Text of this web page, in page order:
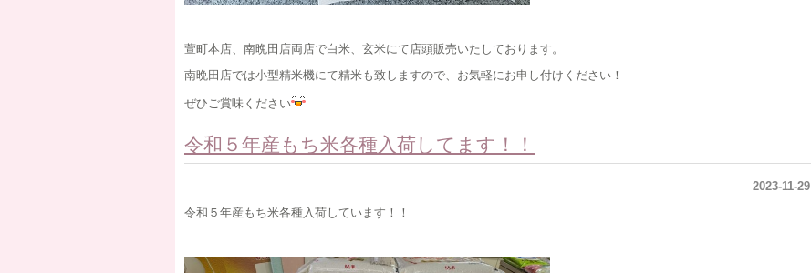
萱町本店、南晩田店両店で白米、玄米にて店頭販売いたしております。
南晩田店では小型精米機にて精米も致しますので、お気軽にお申し付けください！
ぜひご賞味ください
令和５年産もち米各種入荷してます！！
2023-11-29
令和５年産もち米各種入荷しています！！